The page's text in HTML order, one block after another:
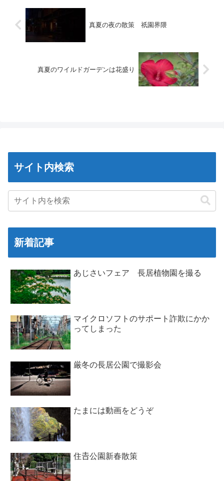
真夏の夜の散策 祇園界隈
真夏のワイルドガーデンは花盛り
サイト内検索
新着記事
あじさいフェア 長居植物園を撮る
マイクロソフトのサポート詐欺にかか
ってしまった
厳冬の長居公園で撮影会
たまには動画をどうぞ
住𠮷公園新春散策